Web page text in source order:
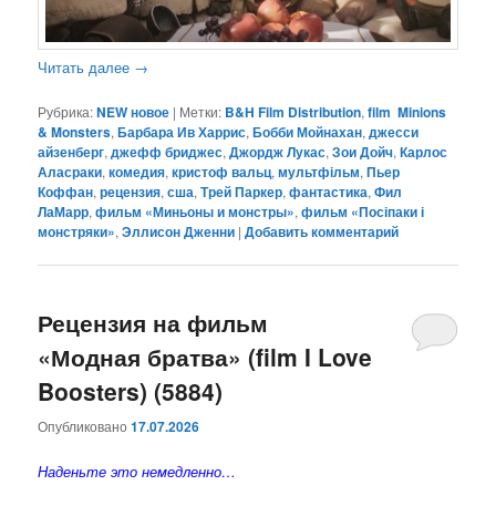
Читать далее →
Рубрика:NEW новое | Метки: B&H Film Distribution,film Minions
& Monsters,Барбара Ив Харрис,Бобби Мойнахан,джесси
айзенберг,джефф бриджес,Джордж Лукас,Зои Дойч,Карлос
Аласраки,комедия,кристоф вальц,мультфільм,Пьер
Коффан,рецензия,сша,Трей Паркер,фантастика,Фил
ЛаМарр,фильм «Миньоны и монстры»,фильм «Посіпаки і
монстряки»,Эллисон Дженни |Добавить комментарий
Рецензия на фильм
«Модная братва» (film I Love
Boosters) (5884)
Опубликовано17.07.2026
Наденьте это немедленно…